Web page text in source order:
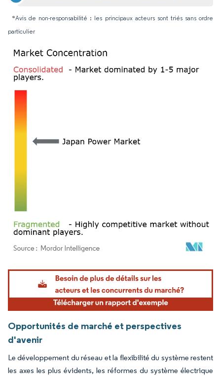
*Avis de non-responsabilité : les principaux acteurs sont triés sans ordre
particulier
Image © Mordor Intelligence. La réutilisation nécessite une attribution sous CC BY
Opportunités de marché et perspectives
d'avenir
Le développement du réseau et la flexibilité du système restent
les axes les plus évidents, les réformes du système électrique